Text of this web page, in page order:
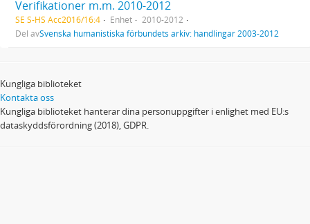
Verifikationer m.m. 2010-2012
SE S-HS Acc2016/16:4 Enhet
2010-2012
Del avSvenska humanistiska förbundets arkiv: handlingar 2003-2012
Kungliga biblioteket
Kontakta oss
Kungliga biblioteket hanterar dina personuppgifter i enlighet med EU:s
dataskyddsförordning (2018), GDPR.